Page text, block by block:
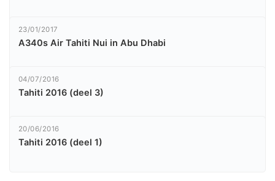
23/01/2017
A340s Air Tahiti Nui in Abu Dhabi
04/07/2016
Tahiti 2016 (deel 3)
20/06/2016
Tahiti 2016 (deel 1)